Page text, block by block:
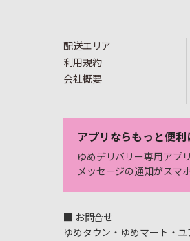
配送エリア
利用規約
会社概要
アプリならもっと便利
ゆめデリバリー専用アプリ
メッセージの通知がスマ
■ お問合せ
ゆめタウン・ゆめマート・ユ